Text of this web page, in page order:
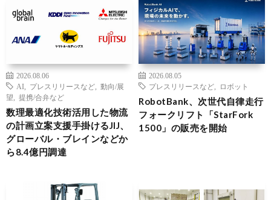
2026.08.06
AI
プレスリリースなど
動向/展
望
提携/合弁など
数理最適化技術活用した物流
の計画立案支援手掛けるJIJ、
グローバル・ブレインなどか
ら8.4億円調達
2026.08.05
プレスリリースなど
ロボット
RobotBank、次世代自律走行
フォークリフト「StarFork
1500」の販売を開始